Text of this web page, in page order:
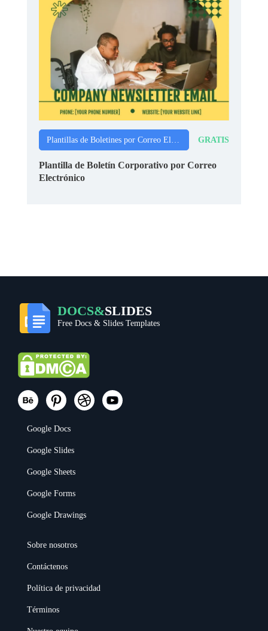
Plantillas de Boletines por Correo Electrónico GRATIS
Plantilla de Boletín Corporativo por Correo
Electrónico
DOCS&SLIDES
Free Docs & Slides Templates
Google Docs
Google Slides
Google Sheets
Google Forms
Google Drawings
Sobre nosotros
Contáctenos
Política de privacidad
Términos